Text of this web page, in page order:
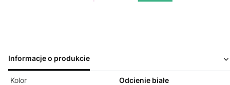
Informacje o produkcie
Kolor Odcienie białe